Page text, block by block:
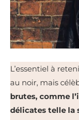
L’essentiel à
au noir, mais
brutes, comme
délicates telle la